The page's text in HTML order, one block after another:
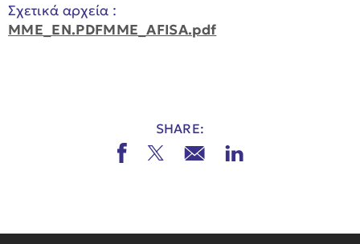
Σχετικά αρχεία :
MME_EN.PDFMME_AFISA.pdf
SHARE: